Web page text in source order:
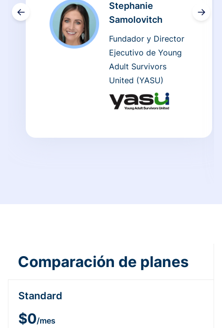
←
Stephanie
Samolovitch
Fundador y Director
Ejecutivo de Young
Adult Survivors
United (YASU)
→
Comparación de planes
Standard
$0/mes